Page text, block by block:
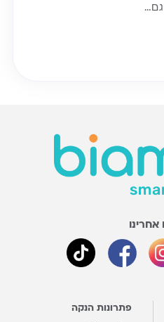
אחרינו
פתרונות הנקה